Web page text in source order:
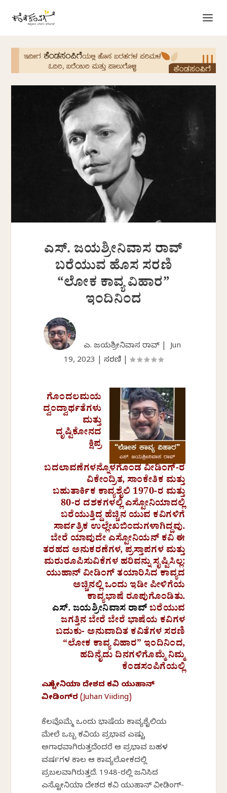
ಎಸ್. ಜಯಶ್ರೀನಿವಾಸ ರಾವ್
ಬರೆಯುವ ಹೊಸ ಸರಣಿ
“ಲೋಕ ಕಾವ್ಯ ವಿಹಾರ”
ಇಂದಿನಿಂದ
ಎಸ್. ಜಯಶ್ರೀನಿವಾಸ ರಾವ್ |Jun
19, 2023
ಸರಣಿ
ಗೊಂದಲಮಯ
ದ್ವಂದ್ವಾರ್ಥತೆಗಳು
ಮತ್ತು
ದೃಷ್ಟಿಕೋನದ
ಕ್ಷಿಪ್ರ
ಬದಲಾವಣೆಗಳನ್ನೊಳಗೊಂಡ ವೀಡಿಂಗ್-ರ
ವಿಕೇಂದ್ರಿತ, ಸಾಂಕೇತಿಕ ಮತ್ತು
ಬಹುತಾರ್ಕಿಕ ಕಾವ್ಯಶೈಲಿ 1970-ರ ಮತ್ತು
80-ರ ದಶಕಗಳಲ್ಲಿ ಎಸ್ಟೋನಿಯಾದಲ್ಲಿ
ಬರೆಯುತ್ತಿದ್ದ ಹೆಚ್ಚಿನ ಯುವ ಕವಿಗಳಿಗೆ
ಸಾರ್ವತ್ರಿಕ ಉಲ್ಲೇಖಬಿಂದುಗಳಾಗಿದ್ದವು.
ಬೇರೆ ಯಾವುದೇ ಎಸ್ಟೋನಿಯನ್ ಕವಿ ಈ
ತರಹದ ಅನುಕರಣೆಗಳ, ಪ್ರಸ್ತಾಪಗಳ ಮತ್ತು
ಮರುರೂಪಿಸುವಿಕೆಗಳ ಹರಿವನ್ನು ಸೃಷ್ಟಿಸಿಲ್ಲ:
ಯುಹಾನ್ ವೀಡಿಂಗ್ ತಯಾರಿಸಿದ ಕಾವ್ಯದ
ಅಚ್ಚಿನಲ್ಲಿ ಒಂದು ಇಡೀ ಪೀಳಿಗೆಯ
ಕಾವ್ಯಭಾಷೆ ರೂಪುಗೊಂಡಿತು.
ಎಸ್.‌ ಜಯಶ್ರೀನಿವಾಸ ರಾವ್ಬರೆಯುವ
ಜಗತ್ತಿನ ಬೇರೆ ಬೇರೆ ಭಾಷೆಯ‌ ಕವಿಗಳ
ಬದುಕು- ಅನುವಾದಿತ ಕವಿತೆಗಳ ಸರಣಿ
“ಲೋಕ ಕಾವ್ಯ ವಿಹಾರ” ಇಂದಿನಿಂದ,
ಹದಿನೈದು ದಿನಗಳಿಗೊಮ್ಮೆ ನಿಮ್ಮ
ಕೆಂಡಸಂಪಿಗೆಯಲ್ಲಿ
ಎಸ್ಟೋನಿಯಾ ದೇಶದ ಕವಿ ಯುಹಾನ್
ವೀಡಿಂಗ್‌ರ (Juhan Viiding)
ಕೆಲವೊಮ್ಮೆ ಒಂದು ಭಾಷೆಯ ಕಾವ್ಯಶೈಲಿಯ
ಮೇಲೆ ಒಬ್ಬ ಕವಿಯ ಪ್ರಭಾವ ಎಷ್ಟು
ಅಗಾಧವಾಗಿರುತ್ತದೆಂದರೆ ಆ ಪ್ರಭಾವ ಬಹಳ
ವರ್ಷಗಳ ಕಾಲ ಆ ಕಾವ್ಯಲೋಕದಲ್ಲಿ
ಪ್ರಬಲವಾಗಿರುತ್ತದೆ. 1948-ರಲ್ಲಿ ಜನಿಸಿದ
ಎಸ್ಟೋನಿಯಾ ದೇಶದ ಕವಿ ಯುಹಾನ್ ವೀಡಿಂಗ್-